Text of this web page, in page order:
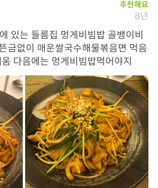
추천해요
8년
있는 들름집 멍게비빔밥 골뱅이비
금없이 매운쌀국수해물볶음면 먹음
다음에는 멍게비빔밥먹어야지